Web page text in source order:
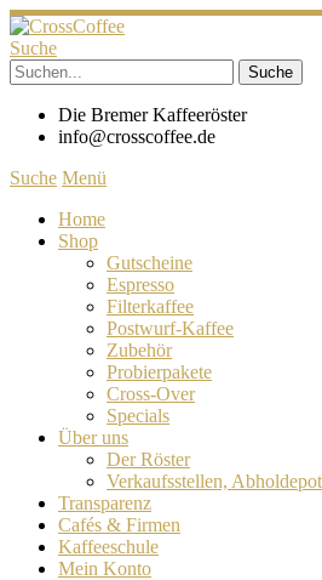
Suche
Die Bremer Kaffeeröster
info@crosscoffee.de
Suche Menü
Home
Shop
Gutscheine
Espresso
Filterkaffee
Postwurf-Kaffee
Zubehör
Probierpakete
Cross-Over
Specials
Über uns
Der Röster
Verkaufsstellen,
Transparenz
Cafés & Firmen
Kaffeeschule
Mein Konto